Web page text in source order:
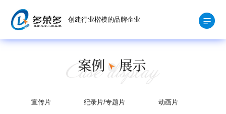
创建行业楷模的品牌企业
宣传片 纪录片/专题片 动画片